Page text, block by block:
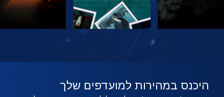
היכנס במהירות למועדפים שלך